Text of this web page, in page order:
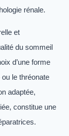
rénale.
et
du sommeil
d’une forme
le thréonate
adaptée,
constitue une